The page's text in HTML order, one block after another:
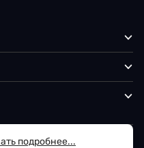
подробнее...